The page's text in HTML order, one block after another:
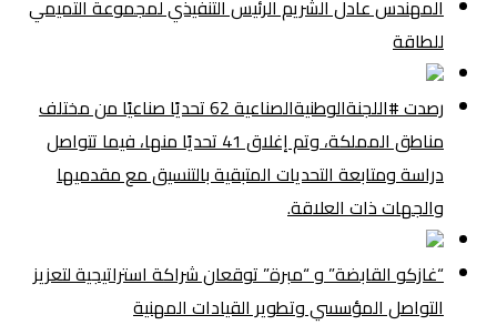
المهندس عادل الشريم الرئيس التنفيذي لمجموعة التميمي
للطاقة
رصدت #اللجنةالوطنيةالصناعية 62 تحديًا صناعيًا من مختلف
مناطق المملكة، وتم إغلاق 41 تحديًا منها، فيما تتواصل
دراسة ومتابعة التحديات المتبقية بالتنسيق مع مقدميها
والجهات ذات العلاقة.
“غازكو القابضة” و “مبرة” توقعان شراكة استراتيجية لتعزيز
التواصل المؤسسي وتطوير القيادات المهنية